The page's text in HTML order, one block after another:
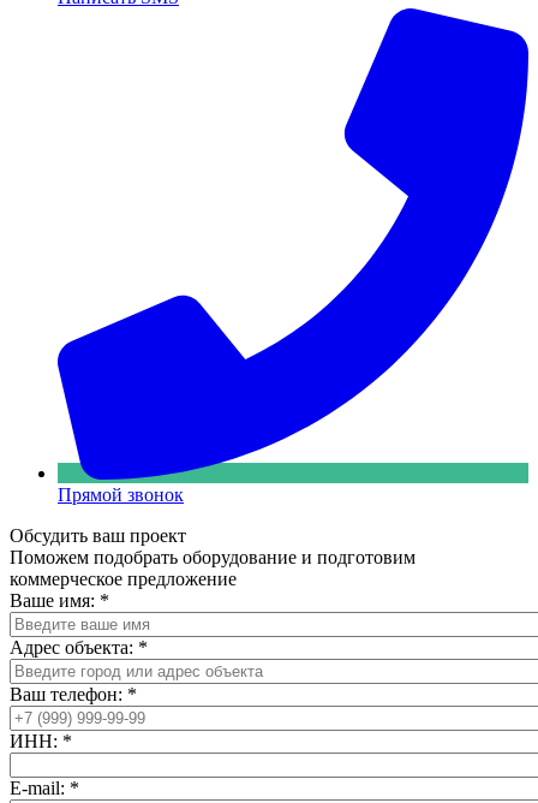
Прямой звонок
Обсудить ваш проект
Поможем подобрать оборудование и подготовим
коммерческое предложение
Ваше имя: *
Адрес объекта: *
Ваш телефон: *
ИНН: *
E-mail: *